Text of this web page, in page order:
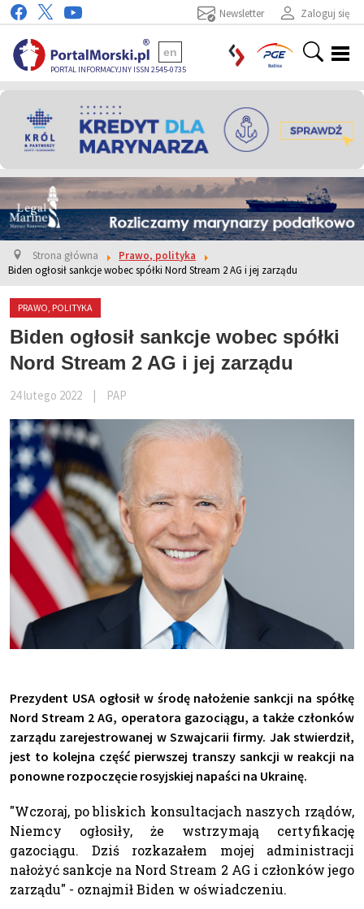
Zaloguj się
Newsletter
PORTAL INFORMACYJNY ISSN 2545-0735
en
Strona główna
Prawo, polityka
Biden ogłosił sankcje wobec spółki Nord Stream 2 AG i jej zarządu
PRAWO, POLITYKA
Biden ogłosił sankcje wobec spółki
Nord Stream 2 AG i jej zarządu
24 lutego 2022 PAP
Prezydent USA ogłosił w środę nałożenie sankcji na spółkę
Nord Stream 2 AG, operatora gazociągu, a także członków
zarządu zarejestrowanej w Szwajcarii firmy. Jak stwierdził,
jest to kolejna część pierwszej transzy sankcji w reakcji na
ponowne rozpoczęcie rosyjskiej napaści na Ukrainę.
"Wczoraj, po bliskich konsultacjach naszych rządów,
Niemcy ogłosiły, że wstrzymają certyfikację
gazociągu. Dziś rozkazałem mojej administracji
nałożyć sankcje na Nord Stream 2 AG i członków jego
zarządu" - oznajmił Biden w oświadczeniu.